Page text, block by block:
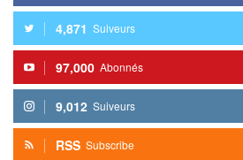
4,871 Suiveurs
97,000 Abonnés
9,012 Suiveurs
RSS Subscribe